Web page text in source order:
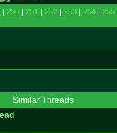
| 250| 251 | 252| 253| 254| 255
Similar Threads